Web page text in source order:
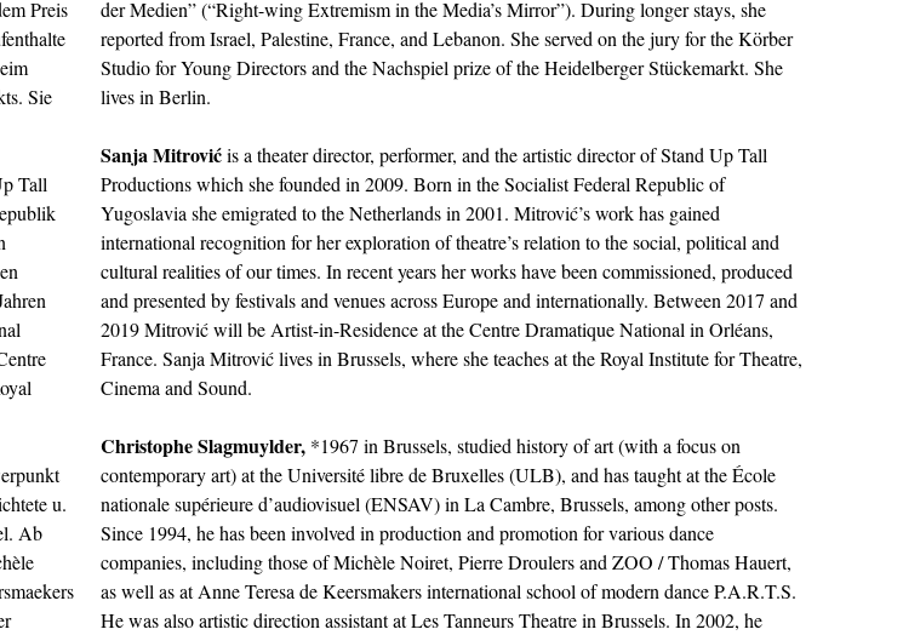
Preis
Sie
Tall
u.
Ab
der Medien” (“Right-wing Extremism in the Media’s Mirror”). During longer stays, she
reported from Israel, Palestine, France, and Lebanon. She served on the jury for the Körber
Studio for Young Directors and the Nachspiel prize of the Heidelberger Stückemarkt. She
lives in Berlin.
Sanja Mitrovićis a theater director, performer, and the artistic director of Stand Up Tall
Productions which she founded in 2009. Born in the Socialist Federal Republic of
Yugoslavia she emigrated to the Netherlands in 2001. Mitrović’s work has gained
international recognition for her exploration of theatre’s relation to the social, political and
cultural realities of our times. In recent years her works have been commissioned, produced
and presented by festivals and venues across Europe and internationally. Between 2017 and
2019 Mitrović will be Artist-in-Residence at the Centre Dramatique National in Orléans,
France. Sanja Mitrović lives in Brussels, where she teaches at the Royal Institute for Theatre,
Cinema and Sound.
Christophe Slagmuylder, *1967 in Brussels, studied history of art (with a focus on
contemporary art) at the Université libre de Bruxelles (ULB), and has taught at the École
nationale supérieure d’audiovisuel (ENSAV) in La Cambre, Brussels, among other posts.
Since 1994, he has been involved in production and promotion for various dance
companies, including those of Michèle Noiret, Pierre Droulers and ZOO / Thomas Hauert,
as well as at Anne Teresa de Keersmakers international school of modern dance P.A.R.T.S.
He was also artistic direction assistant at Les Tanneurs Theatre in Brussels. In 2002, he